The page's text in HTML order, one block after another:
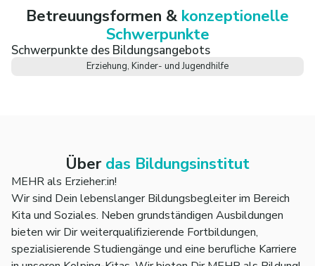
Betreuungsformen & konzeptionelle
Schwerpunkte
Schwerpunkte des Bildungsangebots
Erziehung, Kinder- und Jugendhilfe
Über das Bildungsinstitut
MEHR als Erzieher:in!
Wir sind Dein lebenslanger Bildungsbegleiter im Bereich
Kita und Soziales. Neben grundständigen Ausbildungen
bieten wir Dir weiterqualifizierende Fortbildungen,
spezialisierende Studiengänge und eine berufliche Karriere